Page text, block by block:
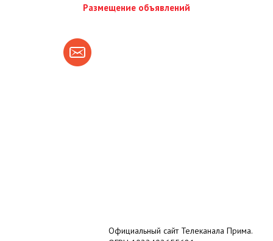
Размещение объявлений
Официальный сайт Телеканала Прима.